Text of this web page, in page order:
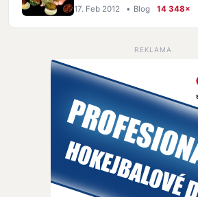
17. Feb 2012 • Blog 14 348×
REKLAMA